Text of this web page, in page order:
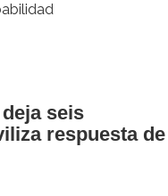
seis
respuesta de